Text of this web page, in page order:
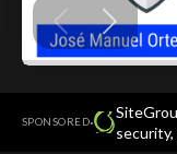
SPONSORED·